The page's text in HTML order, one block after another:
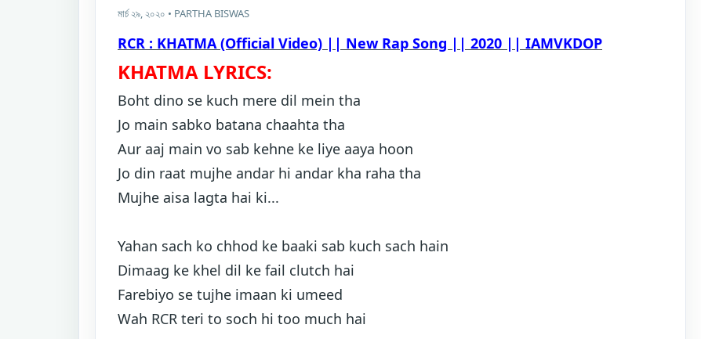
মার্চ ২৯, ২০২০ • PARTHA BISWAS
RCR : KHATMA (Official Video) || New Rap Song || 2020 || IAMVKDOP
KHATMA LYRICS:
Boht dino se kuch mere dil mein tha
Jo main sabko batana chaahta tha
Aur aaj main vo sab kehne ke liye aaya hoon
Jo din raat mujhe andar hi andar kha raha tha
Mujhe aisa lagta hai ki...
Yahan sach ko chhod ke baaki sab kuch sach hain
Dimaag ke khel dil ke fail clutch hai
Farebiyo se tujhe imaan ki umeed
Wah RCR teri to soch hi too much hai